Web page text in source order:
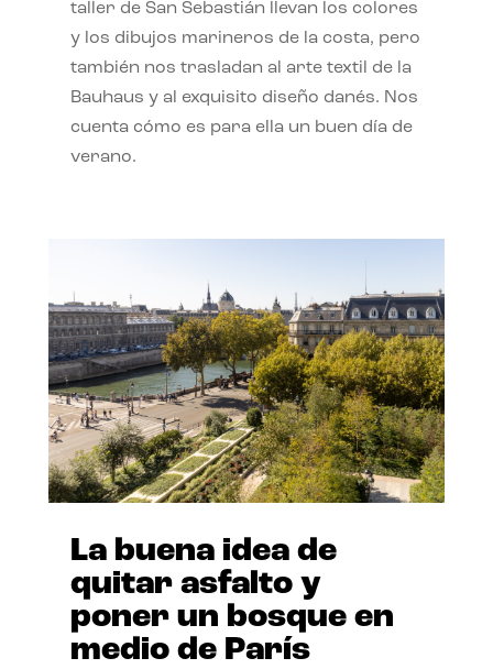
taller de San Sebastián llevan los colores
y los dibujos marineros de la costa, pero
también nos trasladan al arte textil de la
Bauhaus y al exquisito diseño danés. Nos
cuenta cómo es para ella un buen día de
verano.
La buena idea de
quitar asfalto y
poner un bosque en
medio de París